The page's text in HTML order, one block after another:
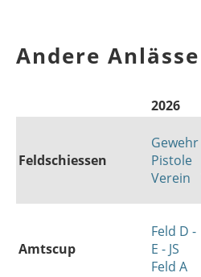
Andere Anlässe
2026
Feldschiessen
Gewehr
Pistole
Verein
Amtscup
Feld D -
E - JS
Feld A